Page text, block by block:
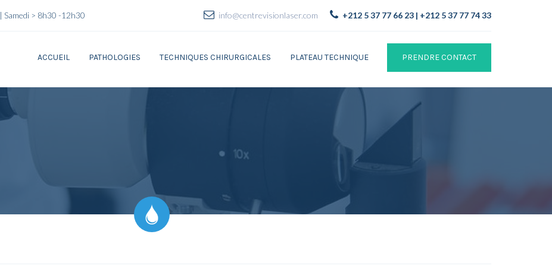
Samedi > 8h30 -12h30 info@centrevisionlaser.com +212 5 37 77 66 23 | +212 5 37 77 74 33
PRENDRE CONTACT
ACCUEIL PATHOLOGIES TECHNIQUES CHIRURGICALES PLATEAU TECHNIQUE